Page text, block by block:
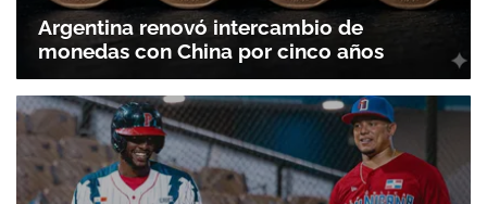
Argentina renovó intercambio de
monedas con China por cinco años